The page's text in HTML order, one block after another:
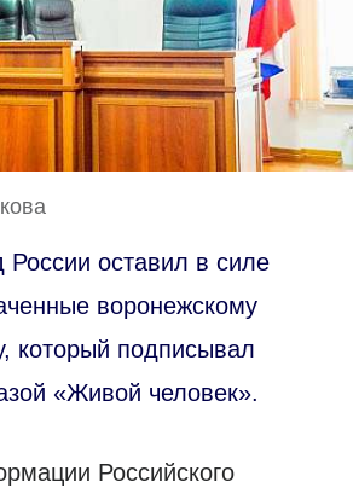
России оставил в силе
воронежскому
который подписывал
«Живой человек».
Российского